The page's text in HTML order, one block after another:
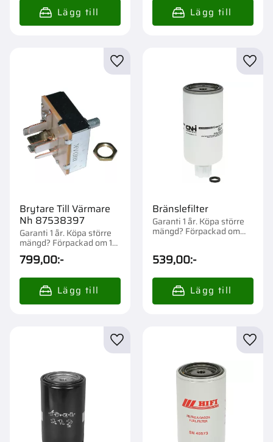
Brytare Till Värmare
Nh 87538397
Garanti 1 år. Köpa större
mängd? Förpackad om 1
st.
799,00:-
Lägg till i favoriter
Bränslefilter
Garanti 1 år. Köpa större
mängd? Förpackad om
539,00:-
Lägg till i favoriter